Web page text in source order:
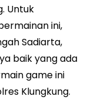
Untuk
ini,
Sadiarta,
baik yang ada
game ini
Klungkung.